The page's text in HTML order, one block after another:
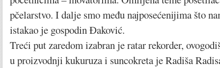
pčelarstvo. I dalje smo među najposećenijima što
istakao je gospodin Đaković.
Treći put zaredom izabran je ratar rekorder,
u proizvodnji kukuruza i suncokreta je Radiša